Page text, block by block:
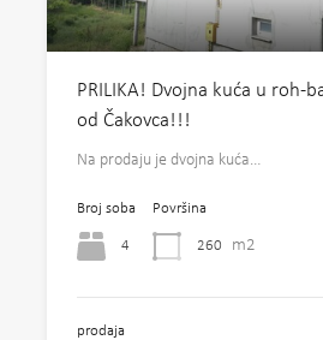
PRILIKA! Dvojna kuća u roh-
od Čakovca!!!
Na prodaju je dvojna kuća…
Broj soba
4
Površina
260 m2
prodaja